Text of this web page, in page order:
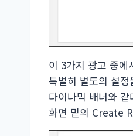
이 3가지 광고 중
특별히 별도의 설
다이나믹 배너와
화면 밑의 Create